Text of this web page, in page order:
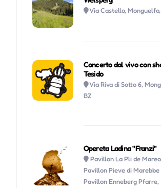
Via Castello, Monguelfo,
Concerto dal vivo con
Tesido
Via Riva di Sotto 6,
BZ
Opereta Ladina "Franzi"
Pavillon La Pli de
Pavillon Pieve di
Pavillon Enneberg Pfarre,